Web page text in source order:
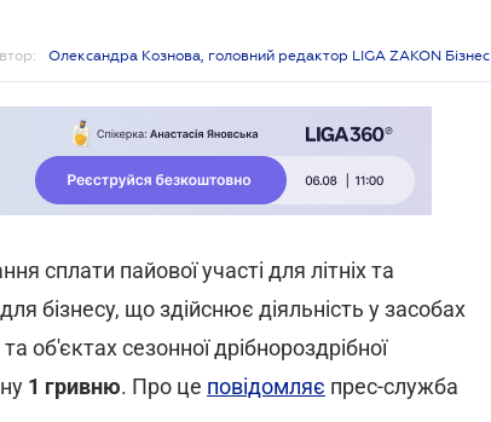
Олександра Кознова, головний редактор LIGA ZAKON Бізнес
сплати пайової участі для літніх та
бізнесу, що здійснює діяльність у засобах
об'єктах сезонної дрібнороздрібної
1 гривню. Про це повідомляє прес-служба